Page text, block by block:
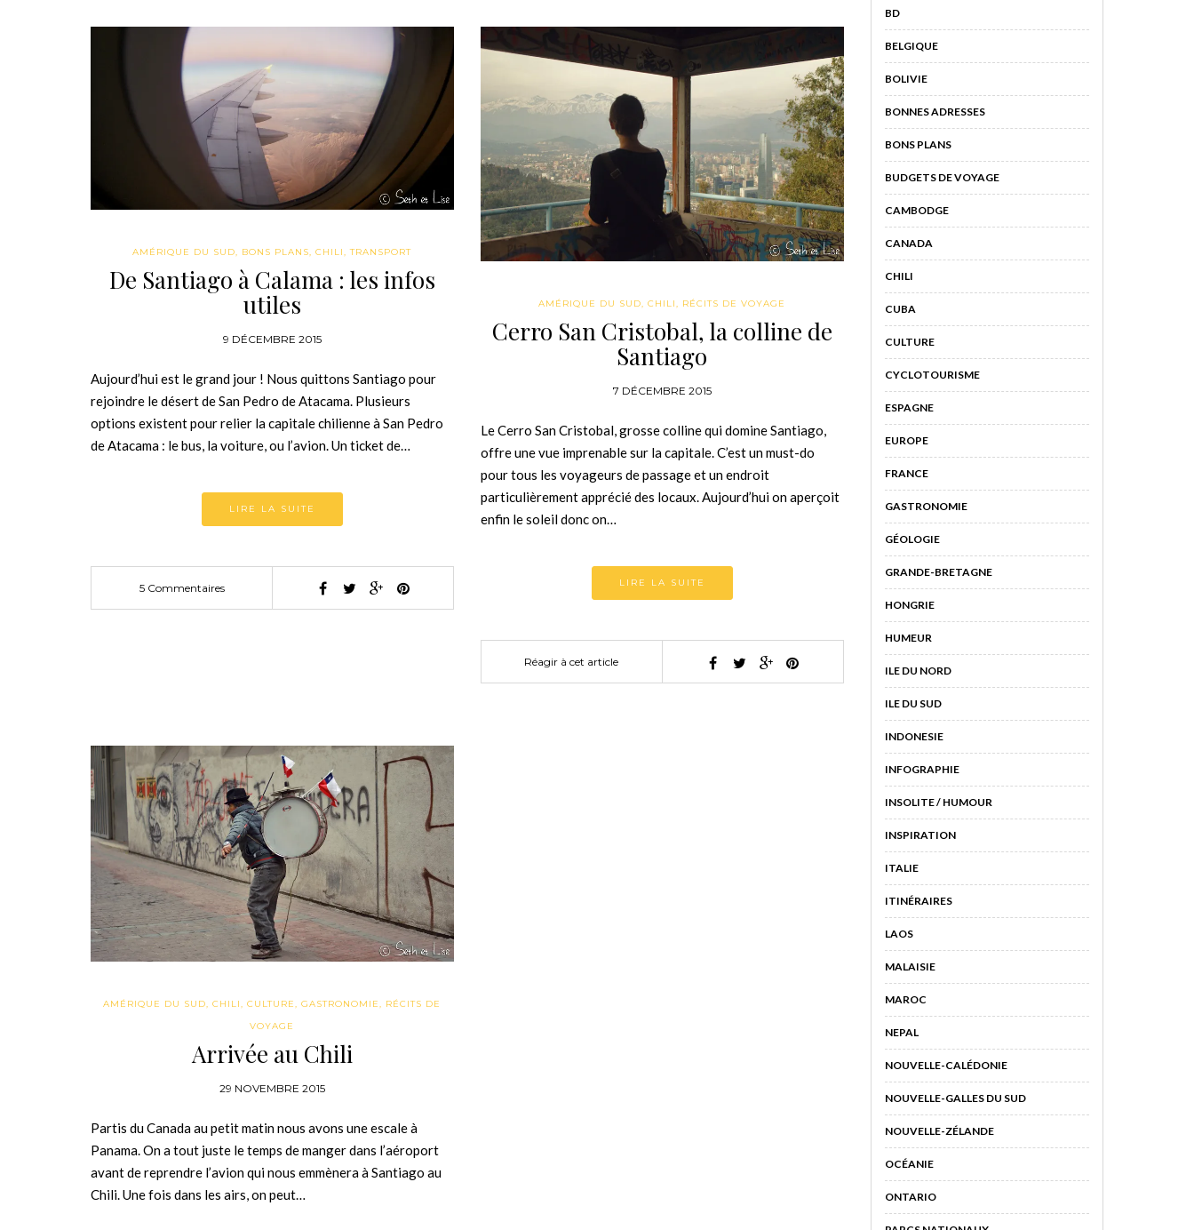
AMÉRIQUE DU SUD, BONS PLANS,CHILI,TRANSPORT
De Santiago à Calama : les infos
utiles
9 DÉCEMBRE 2015
Aujourd’hui est le grand jour ! Nous quittons Santiago pour
rejoindre le désert de San Pedro de Atacama. Plusieurs
options existent pour relier la capitale chilienne à San Pedro
de Atacama : le bus, la voiture, ou l’avion. Un ticket de…
LIRE LA SUITE
5 Commentaires
AMÉRIQUE DU SUD,CHILI, RÉCITS DE VOYAGE
Cerro San Cristobal, la colline de
Santiago
7 DÉCEMBRE 2015
Le Cerro San Cristobal, grosse colline qui domine Santiago,
offre une vue imprenable sur la capitale. C’est un must-do
pour tous les voyageurs de passage et un endroit
particulièrement apprécié des locaux. Aujourd’hui on aperçoit
enfin le soleil donc on…
LIRE LA SUITE
Réagir à cet article
AMÉRIQUE DU SUD,CHILI,CULTURE,GASTRONOMIE, RÉCITS DE
VOYAGE
Arrivée au Chili
29 NOVEMBRE 2015
Partis du Canada au petit matin nous avons une escale à
Panama. On a tout juste le temps de manger dans l’aéroport
avant de reprendre l’avion qui nous emmènera à Santiago au
Chili. Une fois dans les airs, on peut…
BD
BELGIQUE
BOLIVIE
BONNES ADRESSES
BONS PLANS
BUDGETS DE VOYAGE
CAMBODGE
CANADA
CHILI
CUBA
CULTURE
CYCLOTOURISME
ESPAGNE
EUROPE
FRANCE
GASTRONOMIE
GÉOLOGIE
GRANDE-BRETAGNE
HONGRIE
HUMEUR
ILE DU NORD
ILE DU SUD
INDONESIE
INFOGRAPHIE
INSOLITE / HUMOUR
INSPIRATION
ITALIE
ITINÉRAIRES
LAOS
MALAISIE
MAROC
NEPAL
NOUVELLE-CALÉDONIE
NOUVELLE-GALLES DU SUD
NOUVELLE-ZÉLANDE
OCÉANIE
ONTARIO